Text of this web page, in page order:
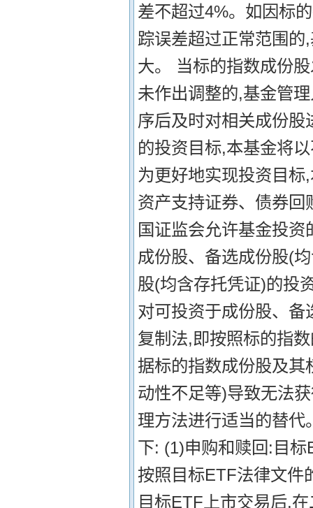
差不超过4%。如因标
踪误差超过正常范围
大。 当标的指数成份
未作出调整的,基金管
序后及时对相关成份
的投资目标,本基金将
为更好地实现投资目
资产支持证券、债券
国证监会允许基金投
成份股、备选成份股(
股(均含存托凭证)的投
对可投资于成份股、
复制法,即按照标的指
据标的指数成份股及
动性不足等)导致无法
理方法进行适当的替
下: (1)申购和赎回:目
按照目标ETF法律文件
目标ETF上市交易后,